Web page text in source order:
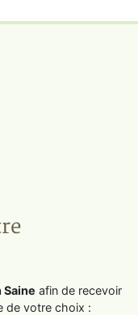
afin de recevoir
de votre choix :